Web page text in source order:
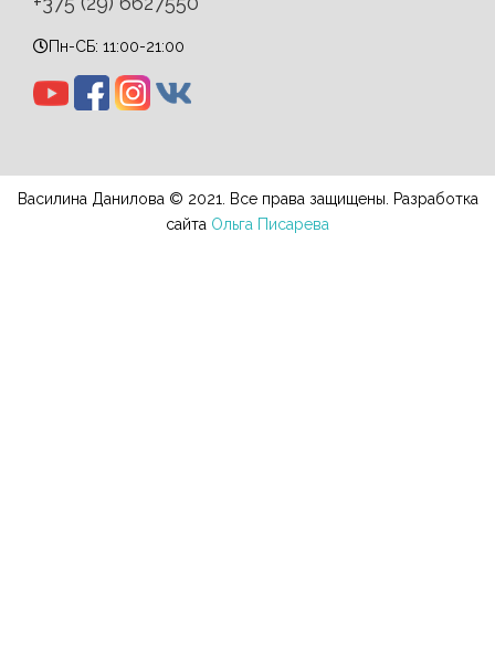
Пн-СБ: 11:00-21:00
Василина Данилова © 2021. Все права защищены. Разработка
сайта Ольга Писарева